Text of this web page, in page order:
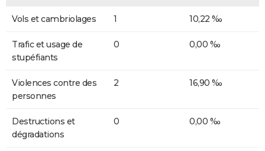
Vols et cambriolages 1 10,22 ‰
Trafic et usage de
stupéfiants
0 0,00 ‰
Violences contre des
personnes
2 16,90 ‰
Destructions et
dégradations
0 0,00 ‰